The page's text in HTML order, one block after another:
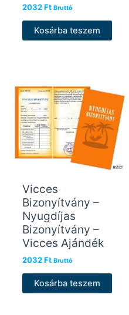
2032Ft Bruttó
Kosárba teszem
Vicces
Bizonyítvány –
Nyugdíjas
Bizonyítvány –
Vicces Ajándék
2032Ft Bruttó
Kosárba teszem